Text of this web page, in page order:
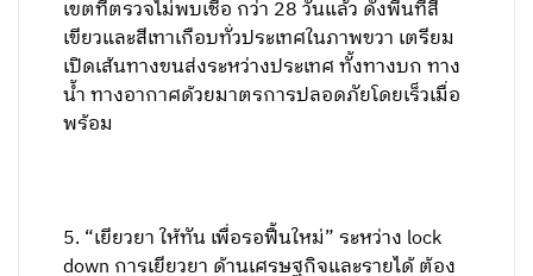
เขตที่ตรวจไม่พบเชื้อ กว่า 28 วันแล้ว ดังพื้นที่สี
เขียวและสีเทาเกือบทั่วประเทศในภาพขวา เตรียม
เปิดเส้นทางขนส่งระหว่างประเทศ ทั้งทางบก ทาง
น้ำ ทางอากาศด้วยมาตรการปลอดภัยโดยเร็วเมื่อ
พร้อม